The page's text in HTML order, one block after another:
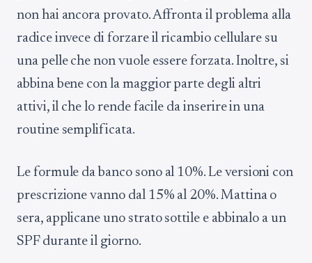
non hai ancora provato. Affronta il problema alla
radice invece di forzare il ricambio cellulare su
una pelle che non vuole essere forzata. Inoltre, si
abbina bene con la maggior parte degli altri
attivi, il che lo rende facile da inserire in una
routine semplificata.
Le formule da banco sono al 10%. Le versioni con
prescrizione vanno dal 15% al 20%. Mattina o
sera, applicane uno strato sottile e abbinalo a un
SPF durante il giorno.